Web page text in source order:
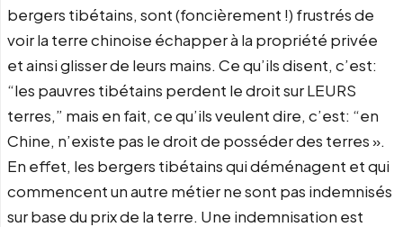
bergers tibétains, sont (foncièrement !) frustrés de
voir la terre chinoise échapper à la propriété privée
et ainsi glisser de leurs mains. Ce qu’ils disent, c’est:
“les pauvres tibétains perdent le droit sur LEURS
terres,” mais en fait, ce qu’ils veulent dire, c’est: “en
Chine, n’existe pas le droit de posséder des terres ».
En effet, les bergers tibétains qui déménagent et qui
commencent un autre métier ne sont pas indemnisés
sur base du prix de la terre. Une indemnisation est